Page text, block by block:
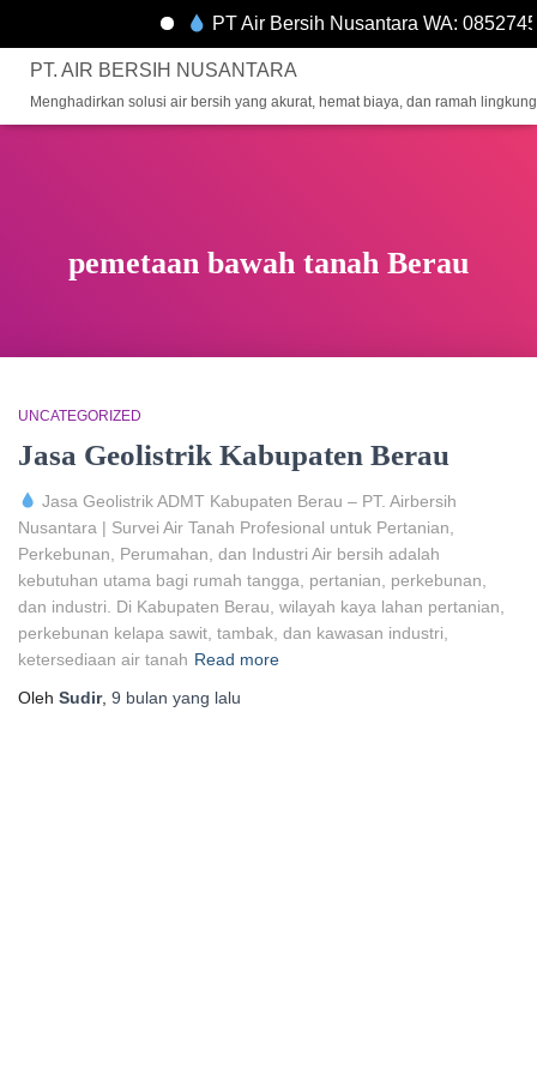
PT Air Bersih Nusantara WA:
PT. AIR BERSIH NUSANTARA
Menghadirkan solusi air bersih yang akurat, hemat biaya, dan ramah
pemetaan bawah tanah Berau
UNCATEGORIZED
Jasa Geolistrik Kabupaten Berau
Jasa Geolistrik ADMT Kabupaten Berau – PT. Airbersih
Nusantara | Survei Air Tanah Profesional untuk Pertanian,
Perkebunan, Perumahan, dan Industri Air bersih adalah
kebutuhan utama bagi rumah tangga, pertanian, perkebunan,
dan industri. Di Kabupaten Berau, wilayah kaya lahan pertanian,
perkebunan kelapa sawit, tambak, dan kawasan industri,
ketersediaan air tanah Read more
Oleh Sudir, 9 bulan yang lalu